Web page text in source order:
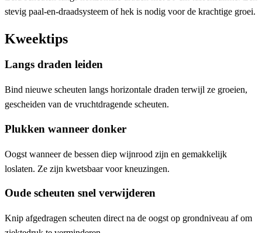
stevig paal-en-draadsysteem of hek is nodig voor de krachtige groei.
Kweektips
Langs draden leiden
Bind nieuwe scheuten langs horizontale draden terwijl ze groeien,
gescheiden van de vruchtdragende scheuten.
Plukken wanneer donker
Oogst wanneer de bessen diep wijnrood zijn en gemakkelijk
loslaten. Ze zijn kwetsbaar voor kneuzingen.
Oude scheuten snel verwijderen
Knip afgedragen scheuten direct na de oogst op grondniveau af om